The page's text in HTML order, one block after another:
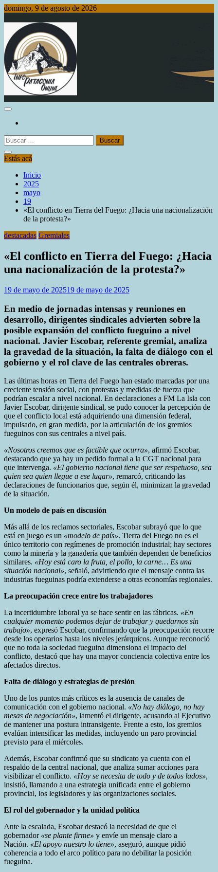
Saltar
contenido
domingo, 9 de agosto de 2026
Info Patagonia Online
Buscar:
Estás acá
Inicio
2025
mayo
19
«El conflicto en Tierra del Fuego: ¿Hacia una nacionalización
de la protesta?»
destacadas Gremiales
«El conflicto en Tierra del Fuego: ¿Hacia
una nacionalización de la protesta?»
19 de mayo de 202519 de mayo de 2025
En medio de jornadas intensas y reuniones en
desarrollo, dirigentes sindicales advierten sobre la
posible expansión del conflicto fueguino a nivel
nacional. Javier Escobar, referente gremial, analiza
la gravedad de la situación, la falta de diálogo con el
gobierno y el rol clave de las centrales obreras.
Las últimas horas en Tierra del Fuego han estado marcadas por una
creciente tensión social, con protestas y medidas de fuerza que
podrían escalar a nivel nacional. En declaraciones a FM La Isla con
Javier Escobar, dirigente sindical, se pudo conocer la percepción de
que el conflicto local está adquiriendo una dimensión federal,
impulsado, en gran medida, por la articulación de los gremios
fueguinos con sus centrales a nivel país.
«Nosotros creemos que es factible que ocurra», afirmó Escobar,
destacando que ya hay un pedido formal a la CGT nacional para
que intervenga. «El gobierno nacional tiene que ser respetuoso, sea
quien sea quien llegue a ese lugar», remarcó, criticando las
declaraciones de funcionarios que, según él, minimizan la gravedad
de la situación.
Un modelo de país en discusión
Más allá de los reclamos sectoriales, Escobar subrayó que lo que
está en juego es un «modelo de país». Tierra del Fuego no es el
único territorio con regímenes de promoción industrial; hay sectores
como la minería y la ganadería que también dependen de beneficios
similares. «Hoy está caro la fruta, el pollo, la carne… Es una
situación nacional», señaló, advirtiendo que el mensaje contra las
industrias fueguinas podría extenderse a otras economías regionales.
La preocupación crece entre los trabajadores
La incertidumbre laboral ya se hace sentir en las fábricas. «En
cualquier momento podemos dejar de trabajar y quedarnos sin
trabajo», expresó Escobar, confirmando que la preocupación recorre
desde los operarios hasta los niveles jerárquicos. Aunque reconoció
que no toda la sociedad fueguina dimensiona el impacto del
conflicto, destacó que hay una mayor conciencia colectiva entre los
afectados directos.
Falta de diálogo y estrategias de presión
Uno de los puntos más críticos es la ausencia de canales de
comunicación con el gobierno nacional. «No hay diálogo, no hay
mesas de negociación», lamentó el dirigente, acusando al Ejecutivo
de mantener una postura intransigente. Frente a esto, los gremios
evalúan intensificar las medidas, incluyendo un paro provincial
previsto para el miércoles.
Además, Escobar confirmó que su sindicato ya cuenta con el
respaldo de la central nacional, que analiza sumar acciones para
visibilizar el conflicto. «Hoy se necesita de todo y de todos lados»,
insistió, llamando a una estrategia unificada entre el gobierno
provincial, los legisladores y las organizaciones sociales.
El rol del gobernador y la unidad política
Ante la escalada, Escobar destacó la necesidad de que el
gobernador «se plante firme» y envíe un mensaje claro a
Nación. «El apoyo nuestro lo tiene», aseguró, aunque pidió
coherencia a todo el arco político para no debilitar la posición
fueguina.